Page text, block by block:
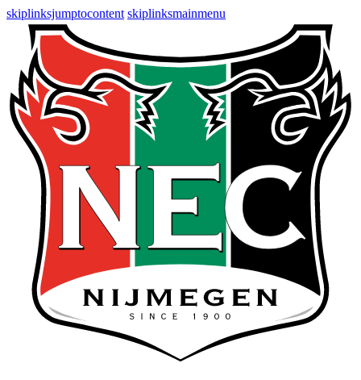
skiplinksjumptocontent skiplinksmainmenu